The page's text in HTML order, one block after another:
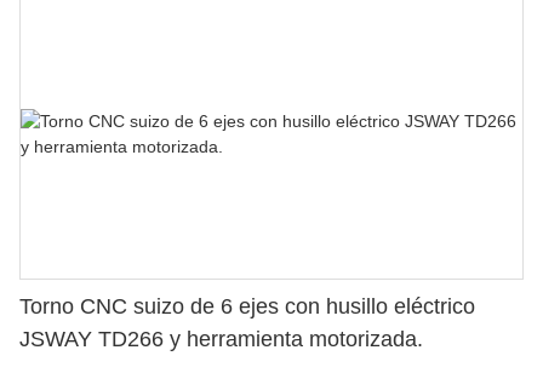
Torno CNC suizo de 6 ejes con husillo eléctrico
JSWAY TD266 y herramienta motorizada.